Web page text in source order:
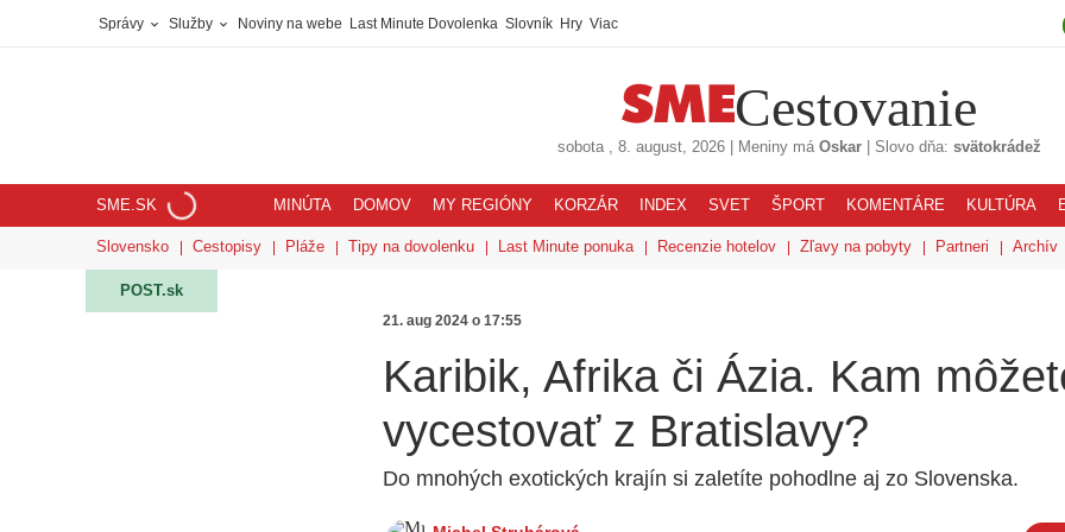
Správy Služby Noviny na webe Last Minute Dovolenka Slovník Hry Viac
Cestovanie
sobota , 8. august, 2026| Meniny má Oskar| Slovo dňa: svätokrádež
SME.SK MINÚTA DOMOV MY REGIÓNY KORZÁR INDEX SVET ŠPORT KOMENTÁRE KULTÚRA
Slovensko Cestopisy Pláže Tipy na dovolenku Last Minute ponuka Recenzie hotelov Zľavy na pobyty Partneri Archív
POST.sk
21. aug 2024 o 17:55
Karibik, Afrika či Ázia. Kam
vycestovať z Bratislavy?
Do mnohých exotických krajín si zaletíte pohodlne aj zo Slovenska.